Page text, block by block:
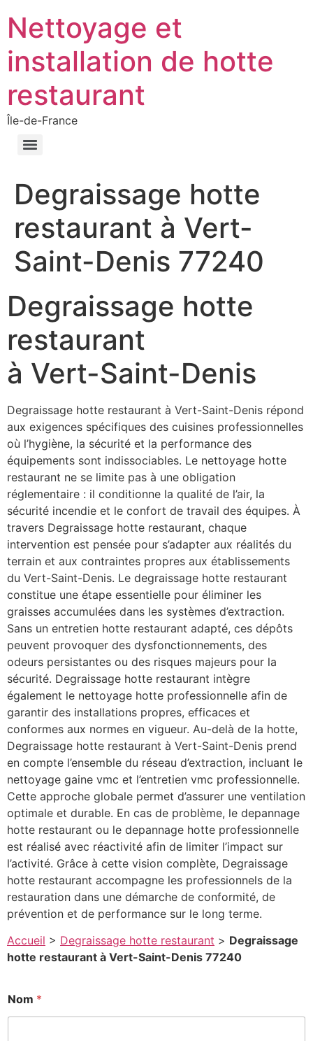
Nettoyage et
installation de hotte
restaurant
Île-de-France
Degraissage hotte
restaurant à Vert-
Saint-Denis 77240
Degraissage hotte
restaurant
à Vert-Saint-Denis
Degraissage hotte restaurant à Vert-Saint-Denis répond
aux exigences spécifiques des cuisines professionnelles
où l’hygiène, la sécurité et la performance des
équipements sont indissociables. Le nettoyage hotte
restaurant ne se limite pas à une obligation
réglementaire : il conditionne la qualité de l’air, la
sécurité incendie et le confort de travail des équipes. À
travers Degraissage hotte restaurant, chaque
intervention est pensée pour s’adapter aux réalités du
terrain et aux contraintes propres aux établissements
du Vert-Saint-Denis. Le degraissage hotte restaurant
constitue une étape essentielle pour éliminer les
graisses accumulées dans les systèmes d’extraction.
Sans un entretien hotte restaurant adapté, ces dépôts
peuvent provoquer des dysfonctionnements, des
odeurs persistantes ou des risques majeurs pour la
sécurité. Degraissage hotte restaurant intègre
également le nettoyage hotte professionnelle afin de
garantir des installations propres, efficaces et
conformes aux normes en vigueur. Au-delà de la hotte,
Degraissage hotte restaurant à Vert-Saint-Denis prend
en compte l’ensemble du réseau d’extraction, incluant le
nettoyage gaine vmc et l’entretien vmc professionnelle.
Cette approche globale permet d’assurer une ventilation
optimale et durable. En cas de problème, le depannage
hotte restaurant ou le depannage hotte professionnelle
est réalisé avec réactivité afin de limiter l’impact sur
l’activité. Grâce à cette vision complète, Degraissage
hotte restaurant accompagne les professionnels de la
restauration dans une démarche de conformité, de
prévention et de performance sur le long terme.
Accueil > Degraissage hotte restaurant > Degraissage
hotte restaurant à Vert-Saint-Denis 77240
Nom *